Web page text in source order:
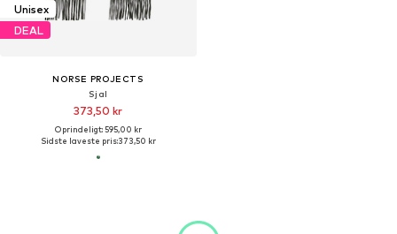
Unisex
DEAL
NORSE PROJECTS
Sjal
373,50 kr
Oprindeligt: 595,00 kr
Sidste laveste pris:373,50 kr